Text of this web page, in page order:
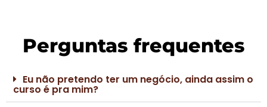
Perguntas frequentes
Eu não pretendo ter um negócio, ainda assim o
curso é pra mim?